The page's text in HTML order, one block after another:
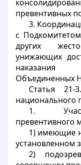
превентивных
3.
с
других
унижающих
наказания
Объединенных
Статья 21-
национального
1.
превентивного
1) имеющие
установленном
2)